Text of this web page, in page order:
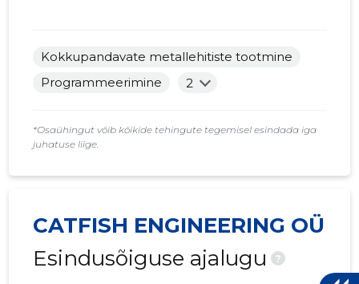
Kokkupandavate metallehitiste tootmine
Programmeerimine
2
*Osaühingut võib kõikide tehingute tegemisel esindada iga
juhatuse liige.
CATFISH ENGINEERING OÜ
Esindusõiguse ajalugu
?